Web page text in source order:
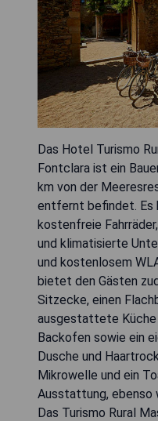
Das Hotel Turismo
Fontclara ist ein
km von der
entfernt befindet. Es
kostenfreie
und klimatisierte
und kostenlosem
bietet den Gästen
Sitzecke, einen
ausgestattete Küche
Backofen sowie ein
Dusche und
Mikrowelle und ein
Ausstattung, ebenso
Das Turismo Rural